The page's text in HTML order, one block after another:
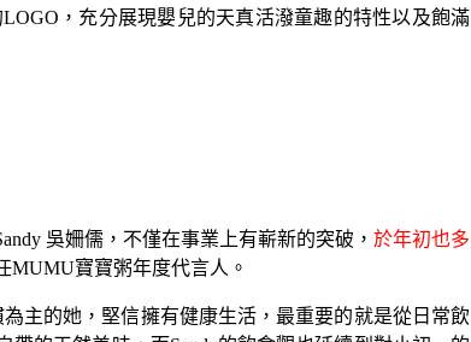
，充分展現嬰兒的天真活潑童趣的特性以及飽滿
吳姍儒，不僅在事業上有嶄新的突破， 於年初也多
MUMU寶寶粥年度代言人。
主的她，堅信擁有健康生活，最重要的就是從日常飲